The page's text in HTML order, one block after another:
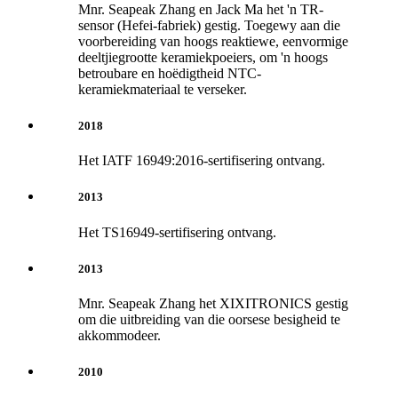
Mnr. Seapeak Zhang en Jack Ma het 'n TR-
sensor (Hefei-fabriek) gestig. Toegewy aan die
voorbereiding van hoogs reaktiewe, eenvormige
deeltjiegrootte keramiekpoeiers, om 'n hoogs
betroubare en hoëdigtheid NTC-
keramiekmateriaal te verseker.
2018
Het IATF 16949:2016-sertifisering ontvang.
2013
Het TS16949-sertifisering ontvang.
2013
Mnr. Seapeak Zhang het XIXITRONICS gestig
om die uitbreiding van die oorsese besigheid te
akkommodeer.
2010